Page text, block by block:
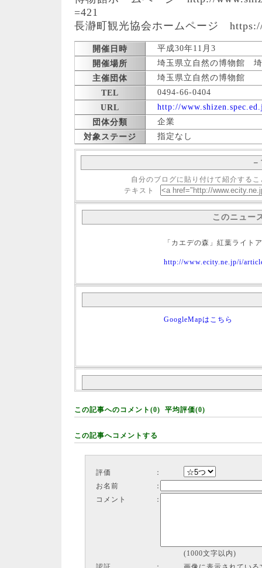
=421
長瀞町観光協会ホームページ
開催日時
平成30年11月3
開催場所
埼玉県立自然の博物館
主催団体
埼玉県立自然の博物館
TEL
0494-66-0404
URL
http://
団体分類
企業
対象ステージ
指定なし
自分のブログに貼り付けて紹介する
テキスト
このニュー
「カエデの森」紅葉ライト
http://www.ecity.ne.jp/i/
GoogleMapはこちら
この記事へのコメント(0) 平均評価(0)
この記事へコメントする
評価
：
お名前
：
コメント
：
(1000文字以内)